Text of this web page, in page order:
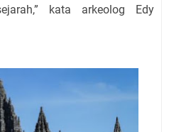
kata arkeolog Edy